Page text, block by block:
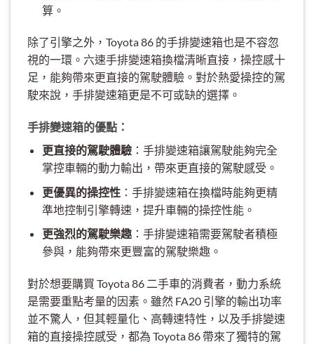
算。
除了引擎之外，Toyota 86 的手排變速箱也是不容忽
視的一環。六速手排變速箱換檔清晰直接，操控感十
足，能夠帶來更直接的駕駛體驗。對於熱愛操控的駕
駛來說，手排變速箱更是不可或缺的選擇。
手排變速箱的優點：
更直接的駕駛體驗：手排變速箱讓駕駛能夠完全
掌控車輛的動力輸出，帶來更直接的駕駛感受。
更優異的操控性：手排變速箱在換檔時能夠更精
準地控制引擎轉速，提升車輛的操控性能。
更強烈的駕駛樂趣：手排變速箱需要駕駛者積極
參與，能夠帶來更豐富的駕駛樂趣。
對於想要購買 Toyota 86 二手車的消費者，動力系統
是需要重點考量的因素。雖然 FA20 引擎的輸出功率
並不驚人，但其輕量化、高轉速特性，以及手排變速
箱的直接操控感受，都為 Toyota 86 帶來了獨特的駕